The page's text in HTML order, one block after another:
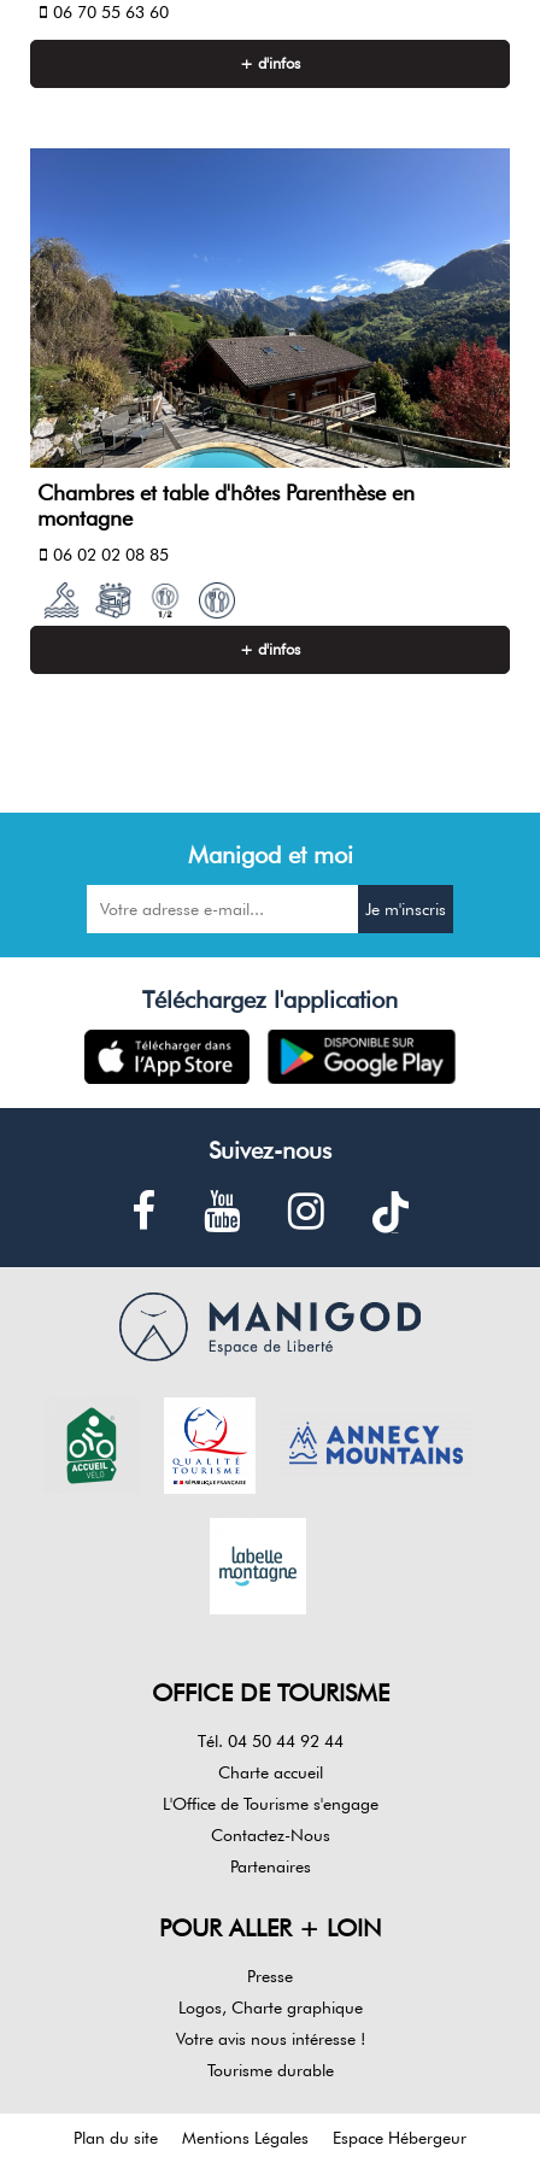
06 70 55 63 60
+ d'infos
Chambres et table d'hôtes Parenthèse en
montagne
06 02 02 08 85
+ d'infos
Manigod et moi
Suivez-nous
Téléchargez l'application
OFFICE DE TOURISME
Tél. 04 50 44 92 44
Charte accueil
L'Office de Tourisme s'engage
Contactez-Nous
Partenaires
POUR ALLER + LOIN
Presse
Logos, Charte graphique
Votre avis nous intéresse !
Tourisme durable
Plan du site Mentions Légales
Espace Hébergeur